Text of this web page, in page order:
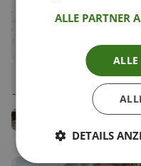
Speichern
Pappardelle mit
Christina Gugerell
ALLE PARTNER
ALLE
DETAILS